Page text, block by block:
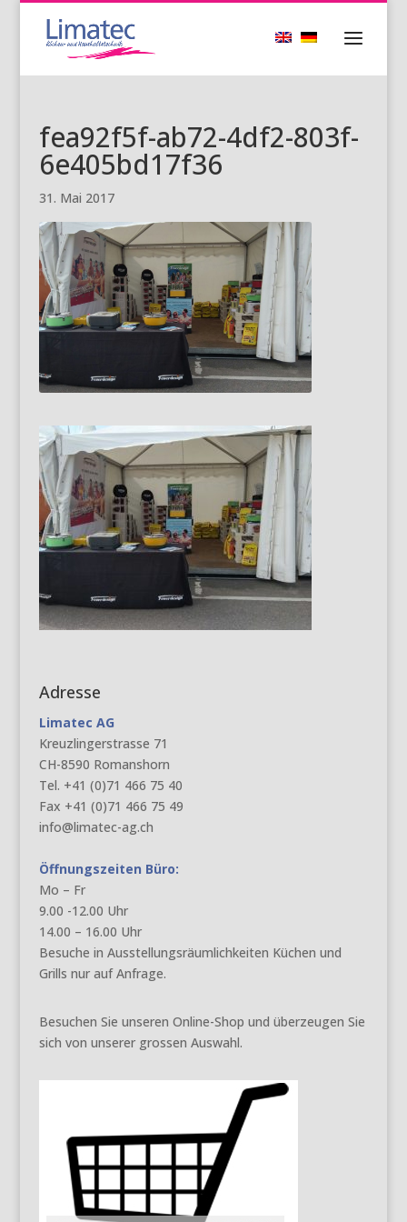
fea92f5f-ab72-4df2-803f-
6e405bd17f36
31. Mai 2017
Adresse
Limatec AG
Kreuzlingerstrasse 71
CH-8590 Romanshorn
Tel. +41 (0)71 466 75 40
Fax +41 (0)71 466 75 49
info@limatec-ag.ch
Öffnungszeiten Büro:
Mo – Fr
9.00 -12.00 Uhr
14.00 – 16.00 Uhr
Besuche in Ausstellungsräumlichkeiten Küchen und
Grills nur auf Anfrage.
Besuchen Sie unseren Online-Shop und überzeugen Sie
sich von unserer grossen Auswahl.